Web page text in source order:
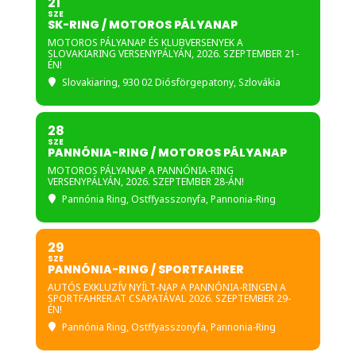
SZE
SK-RING / MOTOROS PÁLYANAP
MOTOROS PÁLYANAP ÉS KLUBVERSENYEK A
SLOVAKIARING VERSENYPÁLYÁN, 2026. SZEPTEMBER 21-
ÉN!
Slovakiaring, 930 02 Diósförgepatony, Szlovákia
28
SZE
PANNÓNIA-RING / MOTOROS PÁLYANAP
MOTOROS PÁLYANAP A PANNÓNIA-RING
VERSENYPÁLYÁN, 2026. SZEPTEMBER 28-ÁN!
Pannónia Ring, Ostffyasszonyfa, Pannonia-Ring
29
SZE
PANNÓNIA-RING / SPORTFAHRER
AUTÓS EXKLUZÍV NYÍLT-NAP A PANNÓNIA-RINGEN A
SPORTFAHRER.AT CSAPATÁVAL 2026. SZEPTEMBER 29-
ÉN!
Pannónia Ring, Ostffyasszonyfa, Pannonia-Ring